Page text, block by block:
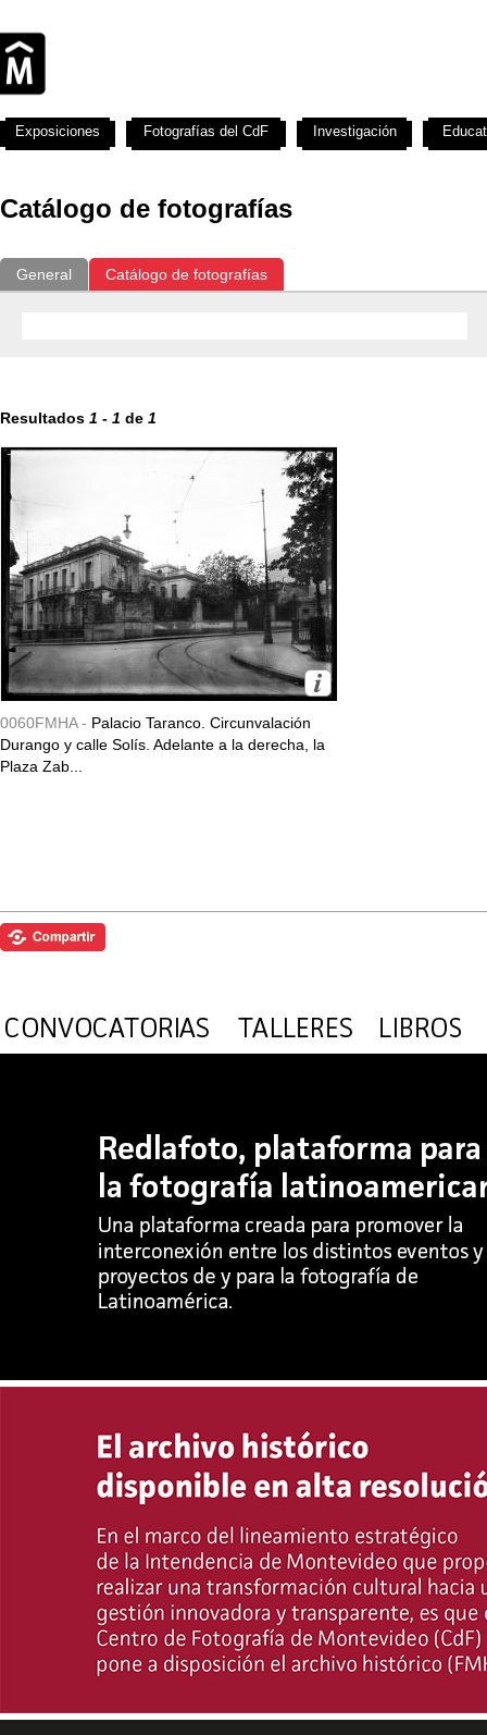
Catálogo de fotografías
General Catálogo de fotografías
Resultados 1 - 1 de 1
0060FMHA - Palacio Taranco. Circunvalación
Durango y calle Solís. Adelante a la derecha, la
Plaza Zab...
Exposiciones Fotografías del CdF Investigación